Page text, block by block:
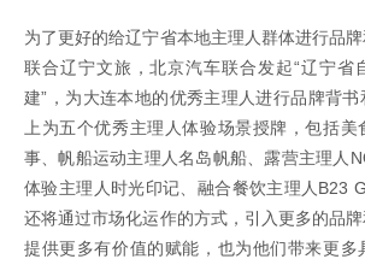
为了更好的给辽宁省本地主理人群体进行品
联合辽宁文旅，北京汽车联合发起“辽宁省
建”，为大连本地的优秀主理人进行品牌背
上为五个优秀主理人体验场景授牌，包括
事、帆船运动主理人名岛帆船、露营主理人
体验主理人时光印记、融合餐饮主理人B23
还将通过市场化运作的方式，引入更多的品
提供更多有价值的赋能，也为他们带来更多